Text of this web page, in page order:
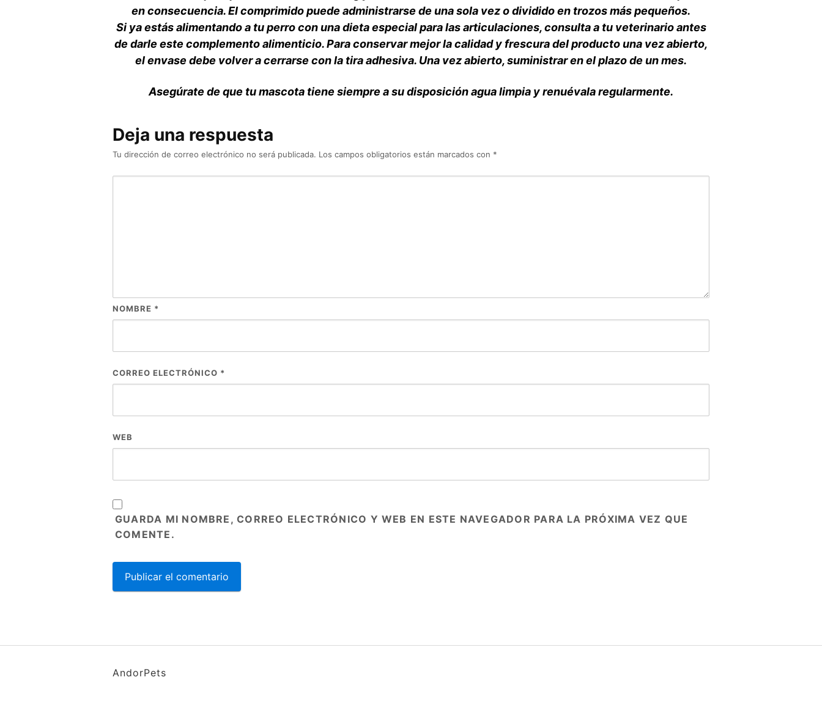
en consecuencia. El comprimido puede administrarse de una sola vez o dividido en trozos más pequeños.
Si ya estás alimentando a tu perro con una dieta especial para las articulaciones, consulta a tu veterinario antes
de darle este complemento alimenticio. Para conservar mejor la calidad y frescura del producto una vez abierto,
el envase debe volver a cerrarse con la tira adhesiva. Una vez abierto, suministrar en el plazo de un mes.
Asegúrate de que tu mascota tiene siempre a su disposición agua limpia y renuévala regularmente.
Deja una respuesta
Tu dirección de correo electrónico no será publicada. Los campos obligatorios están marcados con *
NOMBRE *
CORREO ELECTRÓNICO *
WEB
GUARDA MI NOMBRE, CORREO ELECTRÓNICO Y WEB EN ESTE NAVEGADOR PARA LA PRÓXIMA VEZ QUE
COMENTE.
AndorPets